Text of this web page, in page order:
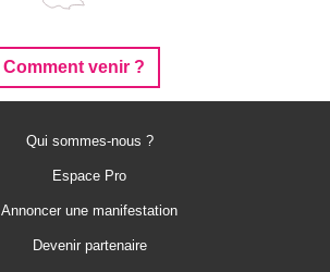
Comment venir ?
Qui sommes-nous ?
Espace Pro
Annoncer une manifestation
Devenir partenaire